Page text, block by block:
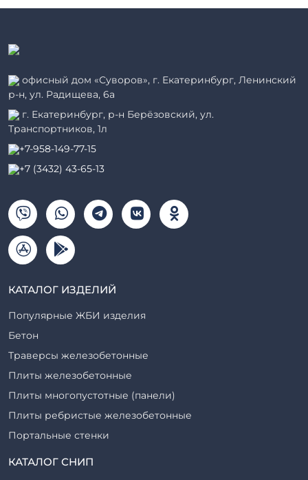
офисный дом «Суворов», г. Екатеринбург, Ленинский
р-н, ул. Радищева, 6а
г. Екатеринбург, р-н Берёзовский, ул.
Транспортников, 1л
+7-958-149-77-15
+7 (3432) 43-65-13
КАТАЛОГ ИЗДЕЛИЙ
Популярные ЖБИ изделия
Бетон
Траверсы железобетонные
Плиты железобетонные
Плиты многопустотные (панели)
Плиты ребристые железобетонные
Портальные стенки
Прогоны железобетонные
КАТАЛОГ СНИП